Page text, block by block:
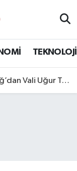
TEKNOLOJİ
Uğur Turan’a Ziyaret